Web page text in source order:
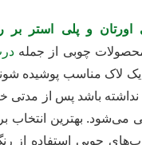
اورتان و پلی استر
چوبی از جمله
یک لاک مناسب پوشیده
باشد پس از مدتی
می‌شود. بهترین
چوبی استفاده از